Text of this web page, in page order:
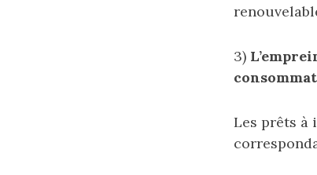
3)
Les prêts à